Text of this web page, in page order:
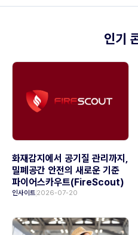
인기
화재감지에서 공기질 관리까지,
밀폐공간 안전의 새로운 기준
파이어스카우트(FireScout)
인사이트 2026-07-20